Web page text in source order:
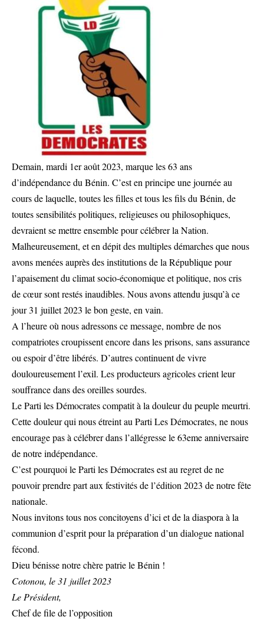
Demain, mardi 1er août 2023, marque les 63 ans
d’indépendance du Bénin. C’est en principe une journée au
cours de laquelle, toutes les filles et tous les fils du Bénin, de
toutes sensibilités politiques, religieuses ou philosophiques,
devraient se mettre ensemble pour célébrer la Nation.
Malheureusement, et en dépit des multiples démarches que nous
avons menées auprès des institutions de la République pour
l’apaisement du climat socio-économique et politique, nos cris
de cœur sont restés inaudibles. Nous avons attendu jusqu’à ce
jour 31 juillet 2023 le bon geste, en vain.
A l’heure où nous adressons ce message, nombre de nos
compatriotes croupissent encore dans les prisons, sans assurance
ou espoir d’être libérés. D’autres continuent de vivre
douloureusement l’exil. Les producteurs agricoles crient leur
souffrance dans des oreilles sourdes.
Le Parti les Démocrates compatit à la douleur du peuple meurtri.
Cette douleur qui nous étreint au Parti Les Démocrates, ne nous
encourage pas à célébrer dans l’allégresse le 63eme anniversaire
de notre indépendance.
C’est pourquoi le Parti les Démocrates est au regret de ne
pouvoir prendre part aux festivités de l’édition 2023 de notre fête
nationale.
Nous invitons tous nos concitoyens d’ici et de la diaspora à la
communion d’esprit pour la préparation d’un dialogue national
fécond.
Dieu bénisse notre chère patrie le Bénin !
Cotonou, le 31 juillet 2023
Le Président,
Chef de file de l’opposition